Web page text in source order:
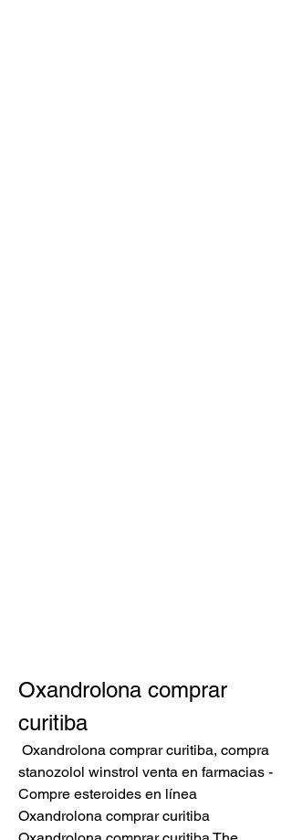
Oxandrolona comprar
curitiba
stanozolol winstrol venta en farmacias -
Compre esteroides en línea
Oxandrolona comprar curitiba